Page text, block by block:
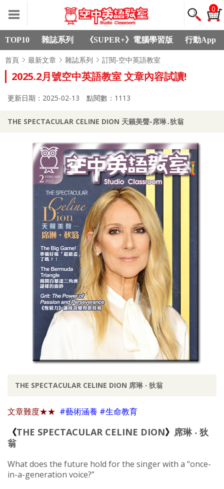
0
TOP10 雜誌系列 《SUPER+》電腦學習版 行動App
首頁 最新文章 雜誌系列 訂閱-空中英語教室
2025.2月號空中英語教室 文章內容試讀!
更新日期：2025-02-13 點閱數：1113
THE SPECTACULAR CELINE DION 天籟美聲-席琳․狄翁
THE SPECTACULAR CELINE DION 席琳 ‧ 狄翁
文章難度★★ #藝術涵養 #生命教育
《THE SPECTACULAR CELINE DION》 席琳 ‧ 狄
翁
What does the future hold for the singer with a “once-
in-a-generation voice?”